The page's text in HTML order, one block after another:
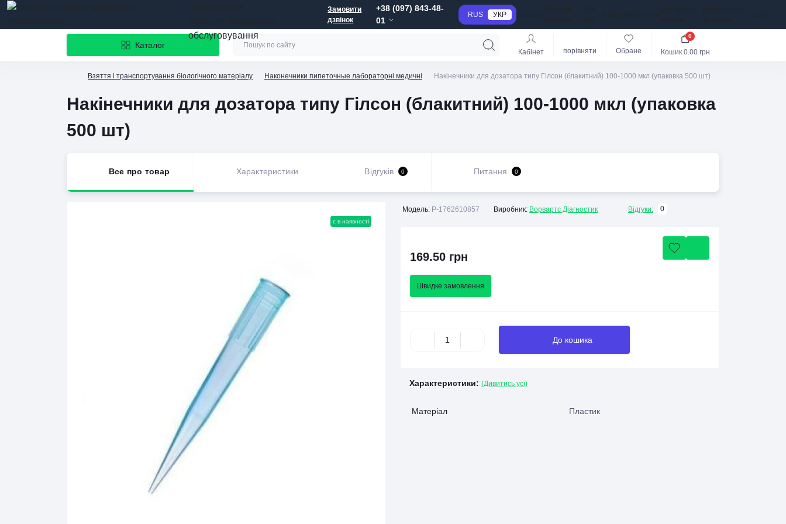
обслуговування
Замовити
дзвінок
+38 (097) 843-48-
01
RUS УКР
Каталог
Кабінет порівняти Обране Кошик 0.00 грн
0
Взяття і транспортування біологічного матеріалу Наконечники пипеточные лабораторні медичні Накінечники для дозатора типу Гілсон (блакитний) 100-1000 мкл (упаковка 500 шт)
Накінечники для дозатора типу Гілсон (блакитний) 100-1000 мкл (упаковка
500 шт)
Все про товар Характеристики Відгуків 0 Питання 0
є в наявності
Модель: P-1762610857 Виробник: Ворвартс Діагностик Відгуки: 0
169.50 грн
Швидке замовлення
До кошика
Характеристики: (Дивитись усі)
Матеріал Пластик